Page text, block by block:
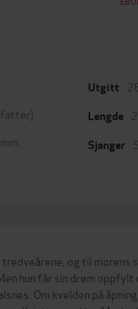
Utgitt
Lengde
Sjanger
og til morens
hun får sin drøm oppfylt
Om kvelden på